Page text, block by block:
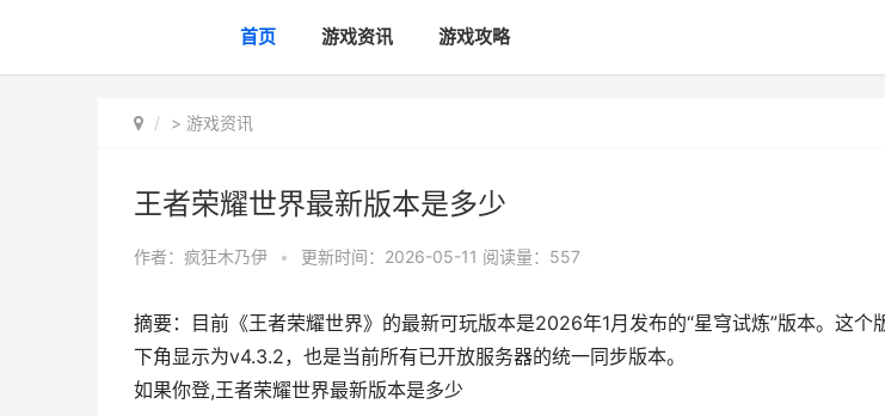
首页 游戏资讯 游戏攻略
> 游戏资讯
王者荣耀世界最新版本是多少
作者： 疯狂木乃伊 • 更新时间：2026-05-11 阅读量：557
摘要：目前《王者荣耀世界》的最新可玩版本是2026年1月发布的“星穹试炼”版本。这个
下角显示为v4.3.2，也是当前所有已开放服务器的统一同步版本。
如果你登,王者荣耀世界最新版本是多少